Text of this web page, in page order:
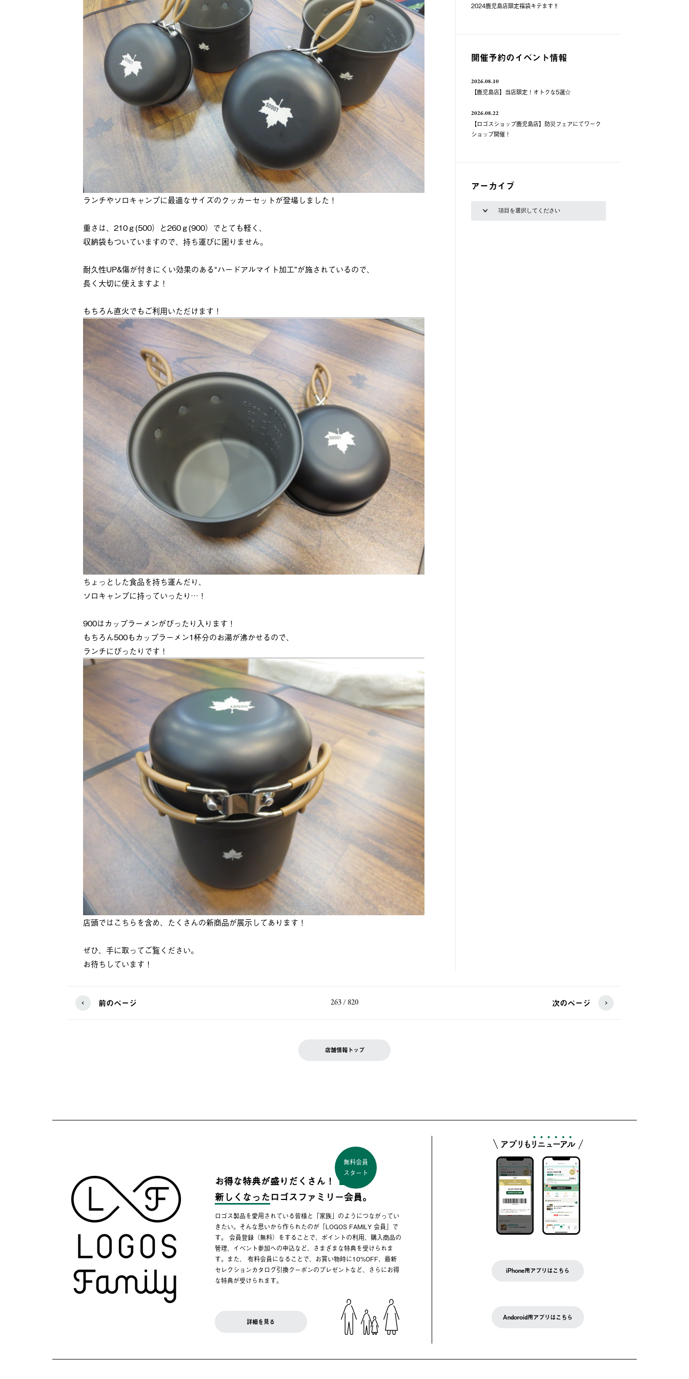
ランチやソロキャンプに最適なサイズのクッカーセットが登場しました！
重さは、210ｇ(500）と260ｇ(900）でとても軽く、
収納袋もついていますので、持ち運びに困りません。
耐久性UP&傷が付きにくい効果のある“ハードアルマイト加工”が施されているので、
長く大切に使えますよ！
もちろん直火でもご利用いただけます！
ちょっとした食品を持ち運んだり、
ソロキャンプに持っていったり…！
900はカップラーメンがぴったり入ります！
もちろん500もカップラーメン1杯分のお湯が沸かせるので、
ランチにぴったりです！
店頭ではこちらを含め、たくさんの新商品が展示してあります！
ぜひ、手に取ってご覧ください。
お待ちしています！
2024鹿児島店限定福袋キテます‼️
開催予約のイベント情報
2026.08.10
【鹿児島店】当店限定！オトクな5選☆
2026.08.22
【ロゴスショップ鹿児島店】防災フェアにてワーク
ショップ開催！
アーカイブ
前のページ 263 / 820 次のページ
店舗情報トップ
お得な特典が盛りだくさん！
無料会員
スタート
新しくなったロゴスファミリー会員。
ロゴス製品を愛用されている皆様と「家族」のようにつながってい
きたい。そんな思いから作られたのが「LOGOS FAMILY 会員」で
す。 会員登録（無料）をすることで、ポイントの利用、購入商品の
管理、イベント参加への申込など、さまざまな特典を受けられま
す。また、 有料会員になることで、お買い物時に10%OFF、最新
セレクションカタログ引換クーポンのプレゼントなど、さらにお得
な特典が受けられます。
詳細を見る
iPhone用アプリはこちら
Andoroid用アプリはこちら